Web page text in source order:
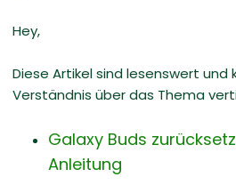
Hey,
Diese Artikel sind lesenswert und
Verständnis über das Thema
Galaxy Buds
Anleitung